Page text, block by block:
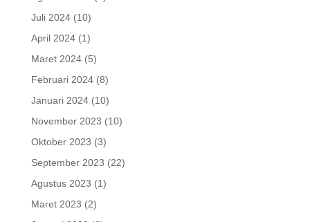
Juli 2024(10)
April 2024(1)
Maret 2024(5)
Februari 2024(8)
Januari 2024(10)
November 2023 (10)
Oktober 2023 (3)
September 2023 (22)
Agustus 2023 (1)
Maret 2023 (2)